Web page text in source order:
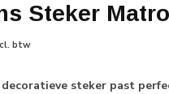
Steker
btw
decoratieve steker past